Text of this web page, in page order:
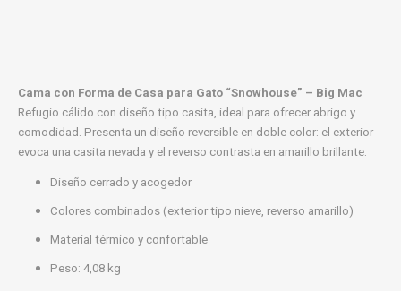
Cama con Forma de Casa para Gato “Snowhouse” – Big Mac
Refugio cálido con diseño tipo casita, ideal para ofrecer abrigo y
comodidad. Presenta un diseño reversible en doble color: el exterior
evoca una casita nevada y el reverso contrasta en amarillo brillante.
Diseño cerrado y acogedor
Colores combinados (exterior tipo nieve, reverso amarillo)
Material térmico y confortable
Peso: 4,08 kg